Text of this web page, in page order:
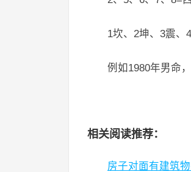
1坎、2坤、3震、
例如1980年男命
相关阅读推荐：
房子对面有建筑